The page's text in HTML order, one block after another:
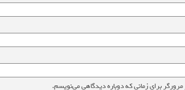
برای زمانی که دوباره دیدگاهی می‌نویسم.